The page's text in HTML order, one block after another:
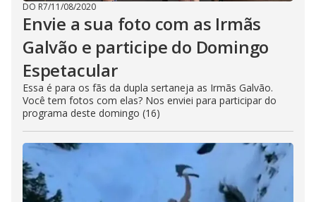
DO R7/11/08/2020
Envie a sua foto com as Irmãs
Galvão e participe do Domingo
Espetacular
Essa é para os fãs da dupla sertaneja as Irmãs Galvão.
Você tem fotos com elas? Nos enviei para participar do
programa deste domingo (16)